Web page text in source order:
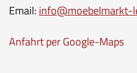
Email:info@moebelmarkt-
Anfahrt per Google-Maps